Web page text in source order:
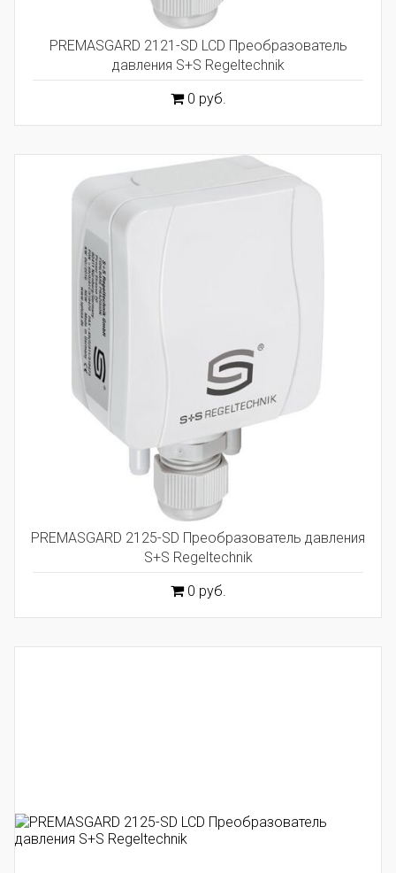
PREMASGARD 2121-SD LCD Преобразователь
давления S+S Regeltechnik
0 руб.
PREMASGARD 2125-SD Преобразователь давления
S+S Regeltechnik
0 руб.